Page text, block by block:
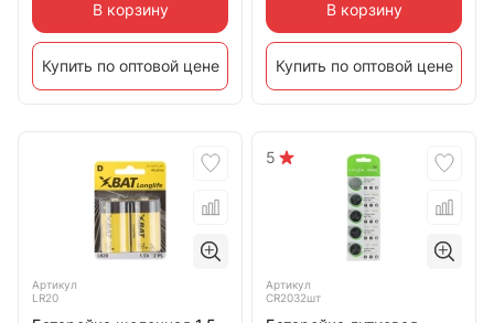
В корзину
Купить по оптовой цене
В корзину
Купить по оптовой цене
Артикул
LR20
5
Артикул
CR2032шт